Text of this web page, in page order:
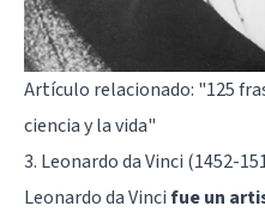
Artículo relacionado: "125
ciencia y la vida"
3. Leonardo da Vinci (1452-
Leonardo da Vincifue un